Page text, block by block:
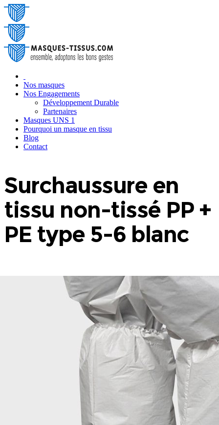
Nos masques
Nos Engagements
Développement Durable
Partenaires
Masques UNS 1
Pourquoi un masque en tissu
Blog
‎Contact
Surchaussure en
tissu non-tissé PP +
PE type 5-6 blanc